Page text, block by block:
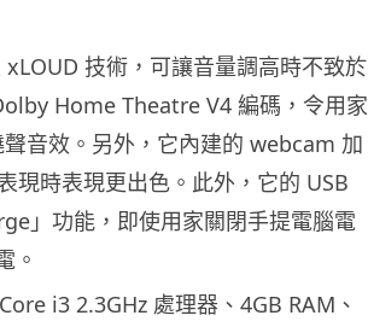
技術，可讓音量調高時不致於
Home Theatre V4 編碼，令用家
音效。另外，它內建的 webcam 加
現時表現更出色。此外，它的 USB
」功能，即使用家關閉手提電腦電
。
i3 2.3GHz 處理器、4GB RAM、